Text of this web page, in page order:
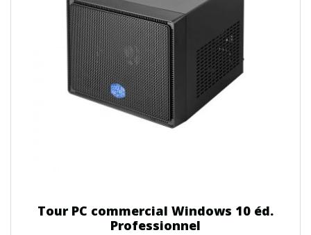
Tour PC commercial Windows 10 éd.
Professionnel